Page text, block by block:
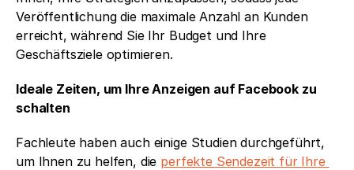
Veröffentlichung die maximale Anzahl an Kunden
erreicht, während Sie Ihr Budget und Ihre
Geschäftsziele optimieren.
Ideale Zeiten, um Ihre Anzeigen auf Facebook zu
schalten
Fachleute haben auch einige Studien durchgeführt,
um Ihnen zu helfen, die perfekte Sendezeit für Ihre